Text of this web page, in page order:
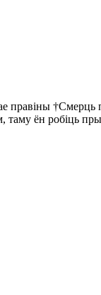
правіны
таму ён робіць